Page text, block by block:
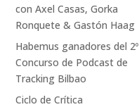
con Axel Casas, Gorka
Ronquete & Gastón Haag
Habemus ganadores del 2º
Concurso de Podcast de
Tracking Bilbao
Ciclo de Crítica